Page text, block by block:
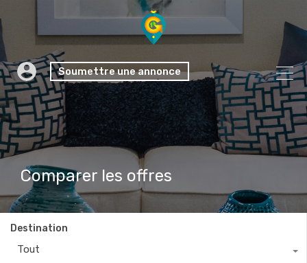
Soumettre une annonce
Comparer les offres
Destination
Tout